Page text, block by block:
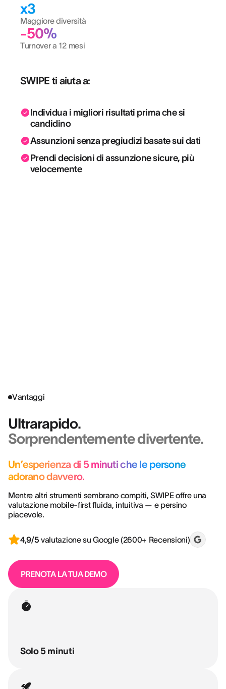
x3
Maggiore diversità
-50%
Turnover a 12 mesi
SWIPE ti aiuta a:
Individua i migliori risultati prima che si
candidino
Assunzioni senza pregiudizi basate sui dati
Prendi decisioni di assunzione sicure, più
velocemente
Vantaggi
Ultrarapido.
Sorprendentemente divertente.
Un’esperienza di 5 minuti che le persone
adorano davvero.
Mentre altri strumenti sembrano compiti, SWIPE offre una
valutazione mobile‑first fluida, intuitiva — e persino
piacevole.
4,9/5valutazione su Google (2600+ Recensioni)
PRENOTA LA TUA DEMO
Solo 5 minuti